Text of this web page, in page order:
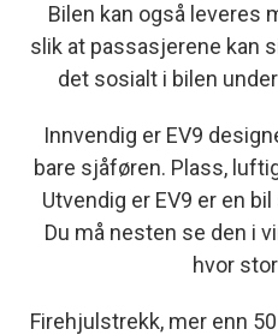
Bilen kan også leveres
slik at passasjerene kan
det sosialt i bilen
Innvendig er EV9
bare sjåføren. Plass,
Utvendig er EV9 er en
Du må nesten se den i
hvor
Firehjulstrekk, mer enn